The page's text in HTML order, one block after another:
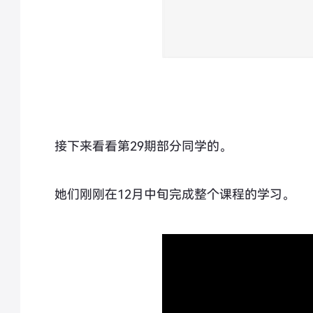
接下来看看第29期部分同学的。
她们刚刚在12月中旬完成整个课程的学习。